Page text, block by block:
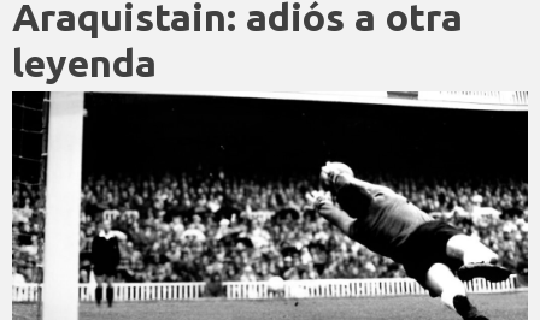
Araquistain: adiós a otra
leyenda